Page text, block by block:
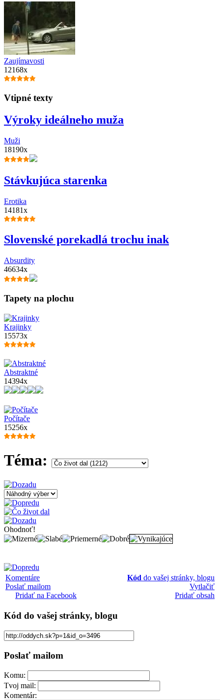
Zaujímavosti
12168x
Vtipné texty
Výroky ideálneho muža
Muži
18190x
Stávkujúca starenka
Erotika
14181x
Slovenské porekadlá trochu inak
Absurdity
46634x
Tapety na plochu
Krajinky
15573x
Abstraktné
14394x
Počítače
15256x
Téma:
Ohodnoť!
Komentáre
Poslať mailom
Pridať na Facebook
Kód do vašej stránky, blogu
Vytlačiť
Pridať obsah
Kód do vašej stránky, blogu
Poslať mailom
Komu:
Tvoj mail:
Komentár: